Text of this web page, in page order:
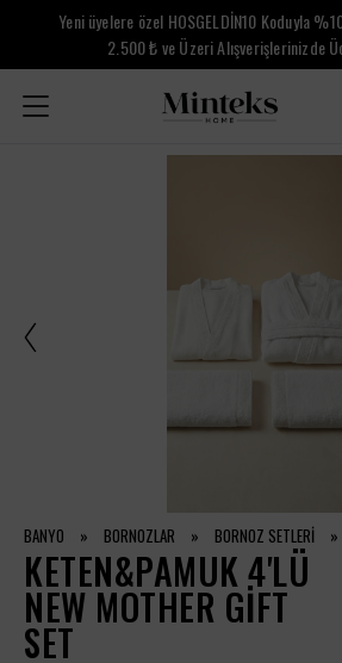
Yeni üyelere özel HOSGELDİN10 Koduyla
2.500 ₺ ve Üzeri Alışverişlerinizde
BANYO » BORNOZLAR » BORNOZ SETLERİ »
KETEN&PAMUK 4'LÜ
NEW MOTHER GIFT
SET